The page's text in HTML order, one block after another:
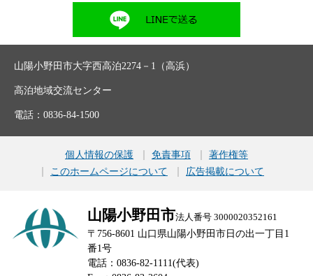
山陽小野田市大字西高泊2274－1（高浜）
高泊地域交流センター
電話：0836-84-1500
個人情報の保護 免責事項
著作権等
このホームページについて
広告掲載について
山陽小野田市法人番号 3000020352161
〒756-8601 山口県山陽小野田市日の出一丁目1
番1号
電話：0836-82-1111(代表)